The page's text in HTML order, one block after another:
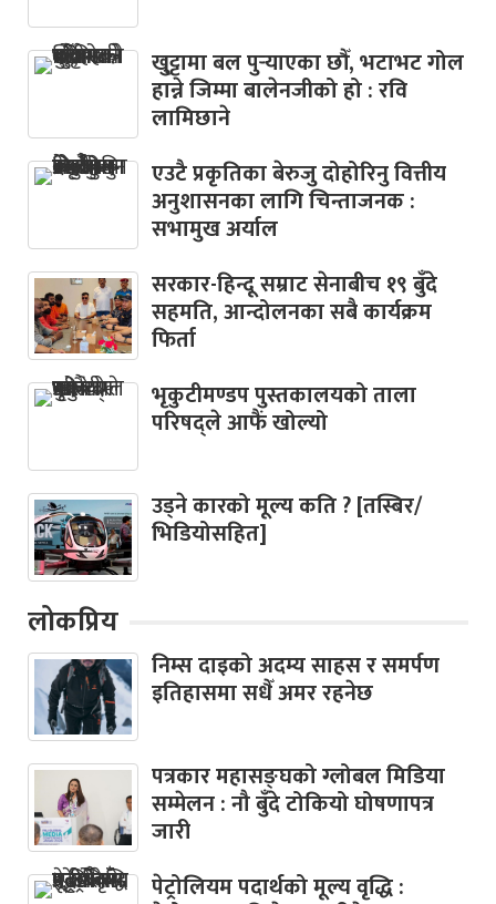
खु्ट्टामा बल पुर्‍याएका छौँ, भटाभट गोल
हान्ने जिम्मा बालेनजीको हो : रवि
लामिछाने
एउटै प्रकृतिका बेरुजु दोहोरिनु वित्तीय
अनुशासनका लागि चिन्ताजनक :
सभामुख अर्याल
सरकार-हिन्दू सम्राट सेनाबीच १९ बुँदे
सहमति, आन्दोलनका सबै कार्यक्रम
फिर्ता
भृकुटीमण्डप पुस्तकालयको ताला
परिषद्ले आफैं खोल्यो
उड्ने कारको मूल्य कति ? [तस्बिर/
भिडियोसहित]
लोकप्रिय
निम्स दाइको अदम्य साहस र समर्पण
इतिहासमा सधैँ अमर रहनेछ
पत्रकार महासङ्घको ग्लोबल मिडिया
सम्मेलन : नौ बुँदे टोकियो घोषणापत्र
जारी
पेट्रोलियम पदार्थको मूल्य वृद्धि :